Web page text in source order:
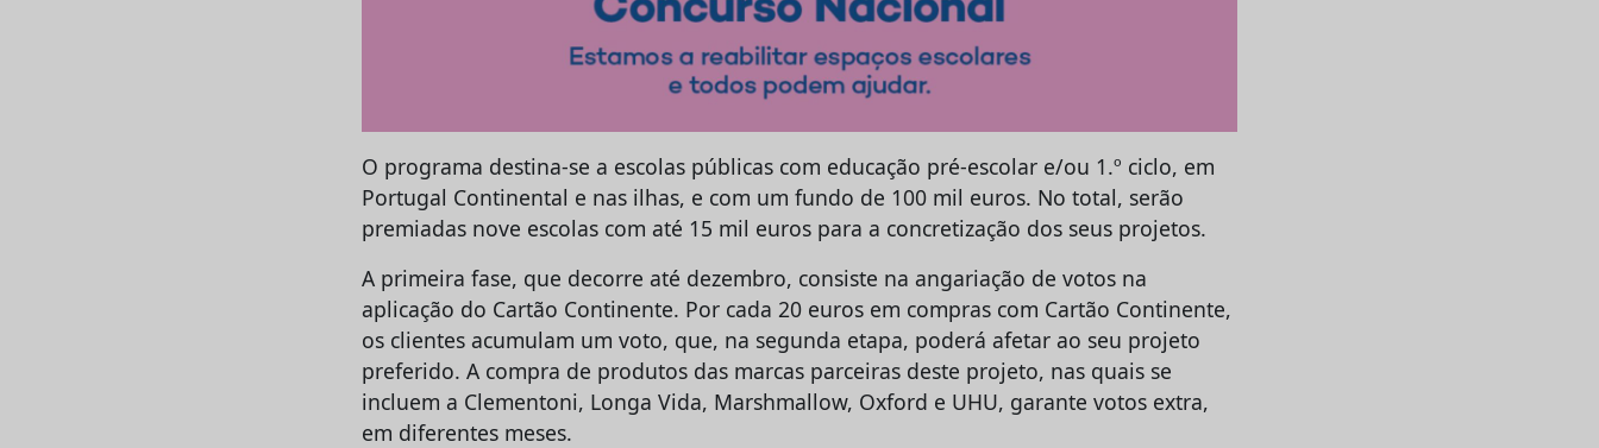
O programa destina-se a escolas públicas com educação pré-escolar e/ou 1.º ciclo, em
Portugal Continental e nas ilhas, e com um fundo de 100 mil euros. No total, serão
premiadas nove escolas com até 15 mil euros para a concretização dos seus projetos.
A primeira fase, que decorre até dezembro, consiste na angariação de votos na
aplicação do Cartão Continente. Por cada 20 euros em compras com Cartão Continente,
os clientes acumulam um voto, que, na segunda etapa, poderá afetar ao seu projeto
preferido. A compra de produtos das marcas parceiras deste projeto, nas quais se
incluem a Clementoni, Longa Vida, Marshmallow, Oxford e UHU, garante votos extra,
em diferentes meses.